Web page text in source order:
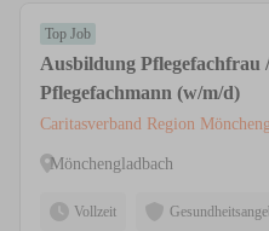
Top Job
Ausbildung Pflegefachfrau /
Pflegefachmann (w/m/d)
Caritasverband Region
Mönchengladbach
Vollzeit